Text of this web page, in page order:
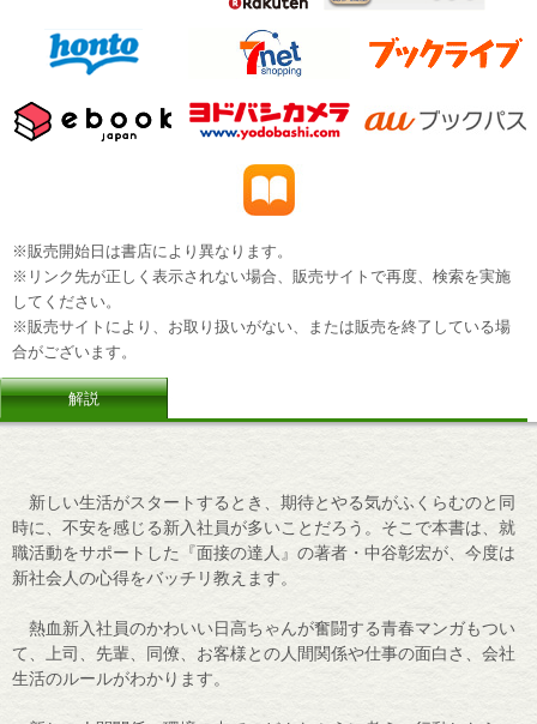
※販売開始日は書店により異なります。
※リンク先が正しく表示されない場合、販売サイトで再度、検索を実施
してください。
※販売サイトにより、お取り扱いがない、または販売を終了している場
合がございます。
解説
新しい生活がスタートするとき、期待とやる気がふくらむのと同
時に、不安を感じる新入社員が多いことだろう。そこで本書は、就
職活動をサポートした『面接の達人』の著者・中谷彰宏が、今度は
新社会人の心得をバッチリ教えます。
熱血新入社員のかわいい日高ちゃんが奮闘する青春マンガもつい
て、上司、先輩、同僚、お客様との人間関係や仕事の面白さ、会社
生活のルールがわかります。